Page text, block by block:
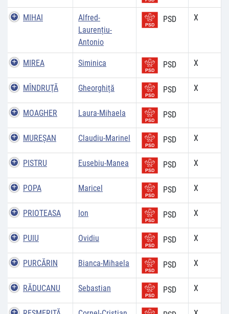
MIHAI
Alfred-
Laurențiu-
Antonio
PSD X
MIREA Siminica PSD X
MÎNDRUŢĂ Gheorghiță PSD X
MOAGHER Laura-Mihaela PSD
MUREŞAN Claudiu-Marinel PSD X
PISTRU Eusebiu-Manea PSD X
POPA Maricel PSD X
PRIOTEASA Ion PSD X
PUIU Ovidiu PSD X
PURCĂRIN Bianca-Mihaela PSD X
RĂDUCANU Sebastian PSD X